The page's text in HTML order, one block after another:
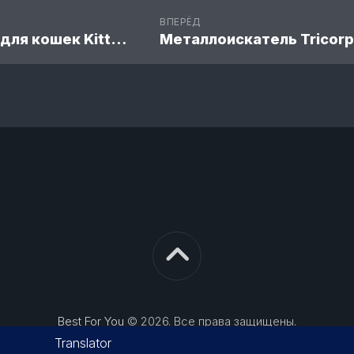
ВПЕРЁД
Когтеточка для кошек Kitten Curl
Best For You © 2026. Все права защищены.